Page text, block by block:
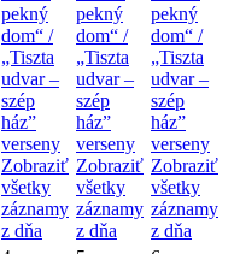
pekný
dom“ /
„Tiszta
udvar –
szép
ház”
verseny
Zobraziť
všetky
záznamy
z dňa
pekný
dom“ /
„Tiszta
udvar –
szép
ház”
verseny
Zobraziť
všetky
záznamy
z dňa
pekný
dom“ /
„Tiszta
udvar –
szép
ház”
verseny
Zobraziť
všetky
záznamy
z dňa